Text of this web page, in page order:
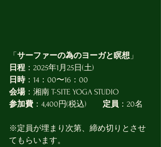
「 サーファーの為のヨーガと瞑想 」
日程 ：2025年1月25日(土)
日時：14：00〜16：00
会場：湘南 T-SITE YOGA STUDIO
参加費 ：4,400円(税込) 定員 ：20名
※定員が埋まり次第、締め切りとさせ
てもらいます。